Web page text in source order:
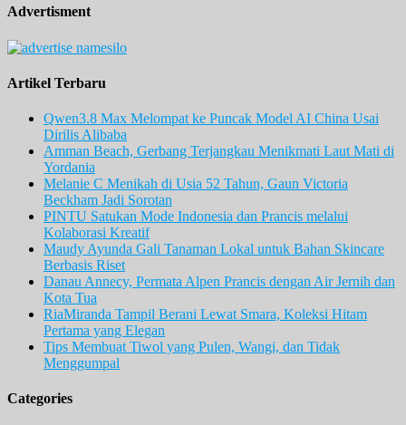
Advertisment
Artikel Terbaru
Qwen3.8 Max Melompat ke Puncak Model AI China Usai
Dirilis Alibaba
Amman Beach, Gerbang Terjangkau Menikmati Laut Mati di
Yordania
Melanie C Menikah di Usia 52 Tahun, Gaun Victoria
Beckham Jadi Sorotan
PINTU Satukan Mode Indonesia dan Prancis melalui
Kolaborasi Kreatif
Maudy Ayunda Gali Tanaman Lokal untuk Bahan Skincare
Berbasis Riset
Danau Annecy, Permata Alpen Prancis dengan Air Jernih dan
Kota Tua
RiaMiranda Tampil Berani Lewat Smara, Koleksi Hitam
Pertama yang Elegan
Tips Membuat Tiwol yang Pulen, Wangi, dan Tidak
Menggumpal
Categories